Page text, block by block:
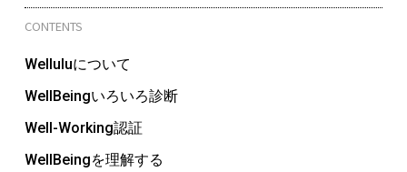
CONTENTS
Welluluについて
WellBeingいろいろ診断
Well-Working認証
WellBeingを理解する